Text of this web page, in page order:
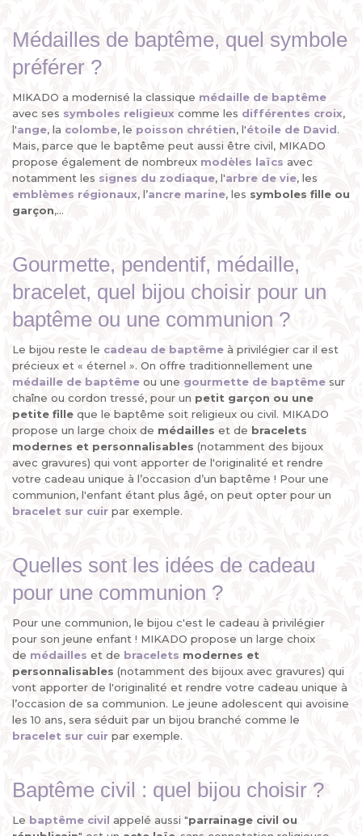
Médailles de baptême, quel symbole
préférer ?
MIKADO a modernisé la classique médaille de baptême
avec ses symboles religieux comme les différentes croix,
l'ange, la colombe, le poisson chrétien, l'étoile de David.
Mais, parce que le baptême peut aussi être civil, MIKADO
propose également de nombreux modèles laïcs avec
notamment les signes du zodiaque, l'arbre de vie, les
emblèmes régionaux, l’ancre marine, les symboles fille ou
garçon,...
Gourmette, pendentif, médaille,
bracelet, quel bijou choisir pour un
baptême ou une communion ?
Le bijou reste le cadeau de baptême à privilégier car il est
précieux et « éternel ». On offre traditionnellement une
médaille de baptême ou une gourmette de baptême sur
chaîne ou cordon tressé, pour un petit garçon ou une
petite fille que le baptême soit religieux ou civil. MIKADO
propose un large choix de médailles et de bracelets
modernes et personnalisables (notamment des bijoux
avec gravures) qui vont apporter de l'originalité et rendre
votre cadeau unique à l’occasion d’un baptême ! Pour une
communion, l'enfant étant plus âgé, on peut opter pour un
bracelet sur cuir par exemple.
Quelles sont les idées de cadeau
pour une communion ?
Pour une communion, le bijou c'est le cadeau à privilégier
pour son jeune enfant ! MIKADO propose un large choix
de médailles et de bracelets modernes et
personnalisables (notamment des bijoux avec gravures) qui
vont apporter de l'originalité et rendre votre cadeau unique à
l’occasion de sa communion. Le jeune adolescent qui avoisine
les 10 ans, sera séduit par un bijou branché comme le
bracelet sur cuir par exemple.
Baptême civil : quel bijou choisir ?
Le baptême civil appelé aussi "parrainage civil ou